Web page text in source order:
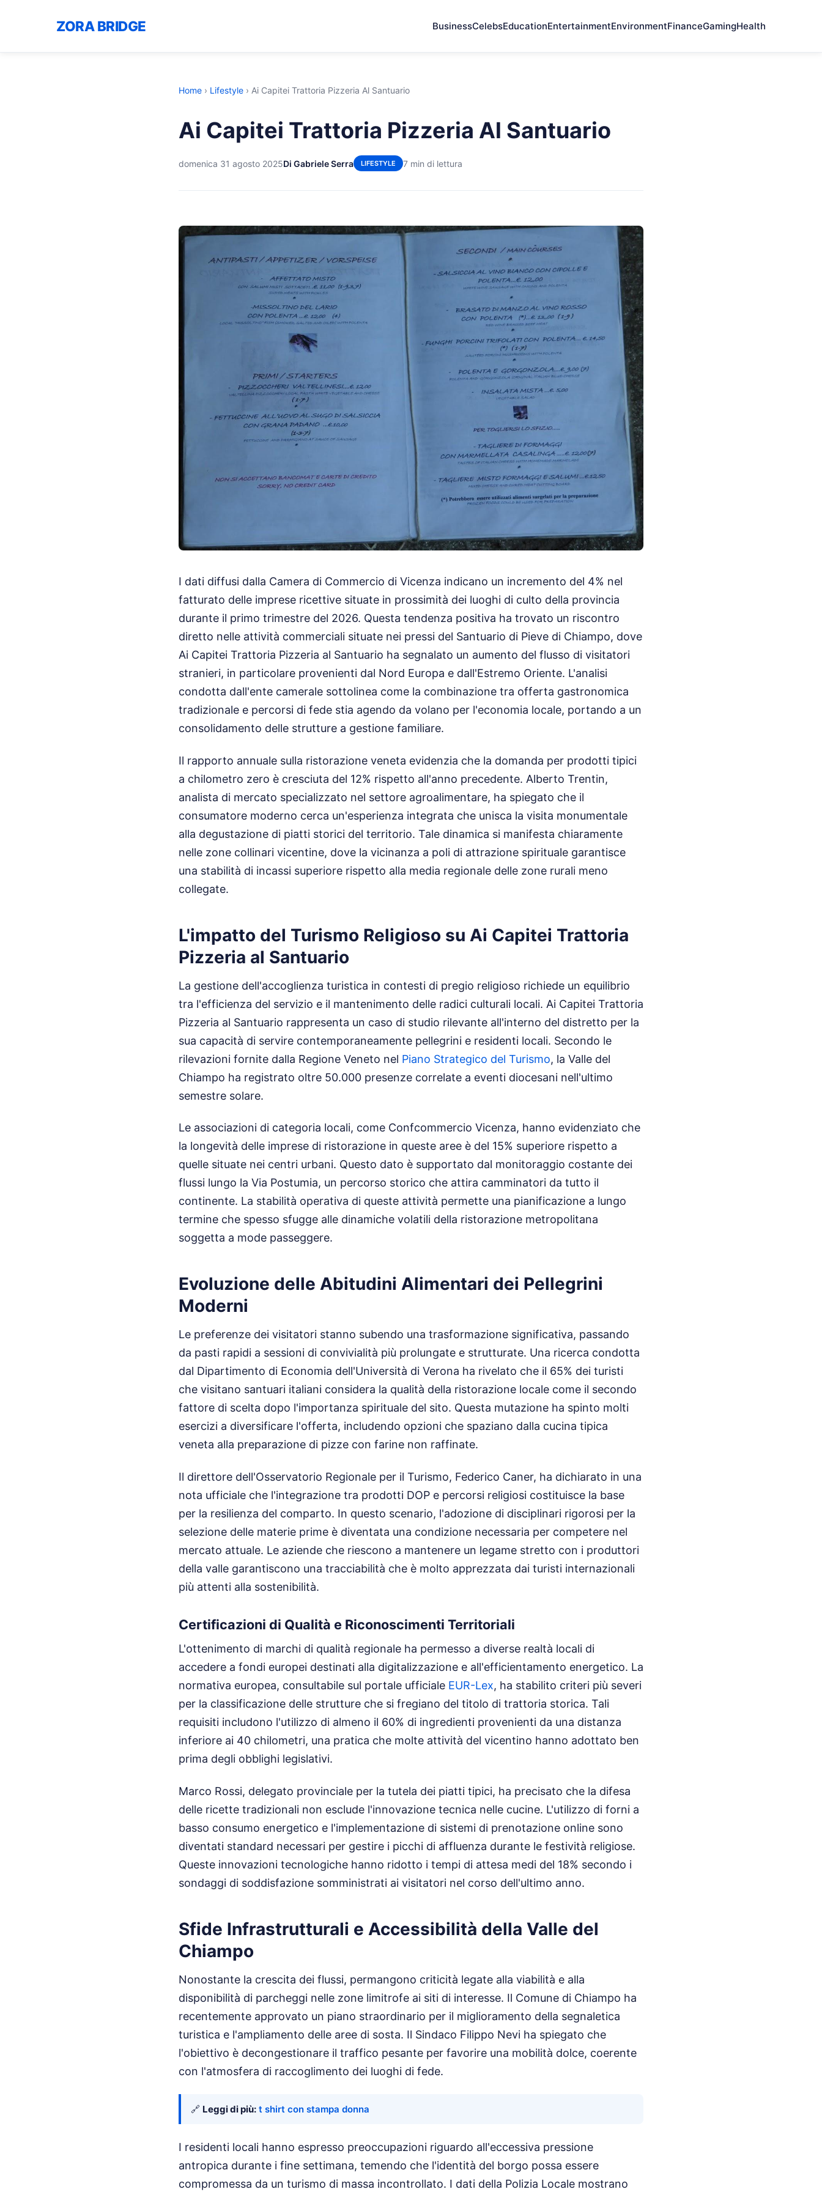
ZORA BRIDGE BusinessCelebsEducationEntertainmentEnvironmentFinanceGamingHealth
Home › Lifestyle › Ai Capitei Trattoria Pizzeria Al Santuario
Ai Capitei Trattoria Pizzeria Al Santuario
domenica 31 agosto 2025Di Gabriele Serra LIFESTYLE 7 min di lettura
I dati diffusi dalla Camera di Commercio di Vicenza indicano un incremento del 4% nel
fatturato delle imprese ricettive situate in prossimità dei luoghi di culto della provincia
durante il primo trimestre del 2026. Questa tendenza positiva ha trovato un riscontro
diretto nelle attività commerciali situate nei pressi del Santuario di Pieve di Chiampo, dove
Ai Capitei Trattoria Pizzeria al Santuario ha segnalato un aumento del flusso di visitatori
stranieri, in particolare provenienti dal Nord Europa e dall'Estremo Oriente. L'analisi
condotta dall'ente camerale sottolinea come la combinazione tra offerta gastronomica
tradizionale e percorsi di fede stia agendo da volano per l'economia locale, portando a un
consolidamento delle strutture a gestione familiare.
Il rapporto annuale sulla ristorazione veneta evidenzia che la domanda per prodotti tipici
a chilometro zero è cresciuta del 12% rispetto all'anno precedente. Alberto Trentin,
analista di mercato specializzato nel settore agroalimentare, ha spiegato che il
consumatore moderno cerca un'esperienza integrata che unisca la visita monumentale
alla degustazione di piatti storici del territorio. Tale dinamica si manifesta chiaramente
nelle zone collinari vicentine, dove la vicinanza a poli di attrazione spirituale garantisce
una stabilità di incassi superiore rispetto alla media regionale delle zone rurali meno
collegate.
L'impatto del Turismo Religioso su Ai Capitei Trattoria
Pizzeria al Santuario
La gestione dell'accoglienza turistica in contesti di pregio religioso richiede un equilibrio
tra l'efficienza del servizio e il mantenimento delle radici culturali locali. Ai Capitei Trattoria
Pizzeria al Santuario rappresenta un caso di studio rilevante all'interno del distretto per la
sua capacità di servire contemporaneamente pellegrini e residenti locali. Secondo le
rilevazioni fornite dalla Regione Veneto nel Piano Strategico del Turismo, la Valle del
Chiampo ha registrato oltre 50.000 presenze correlate a eventi diocesani nell'ultimo
semestre solare.
Le associazioni di categoria locali, come Confcommercio Vicenza, hanno evidenziato che
la longevità delle imprese di ristorazione in queste aree è del 15% superiore rispetto a
quelle situate nei centri urbani. Questo dato è supportato dal monitoraggio costante dei
flussi lungo la Via Postumia, un percorso storico che attira camminatori da tutto il
continente. La stabilità operativa di queste attività permette una pianificazione a lungo
termine che spesso sfugge alle dinamiche volatili della ristorazione metropolitana
soggetta a mode passeggere.
Evoluzione delle Abitudini Alimentari dei Pellegrini
Moderni
Le preferenze dei visitatori stanno subendo una trasformazione significativa, passando
da pasti rapidi a sessioni di convivialità più prolungate e strutturate. Una ricerca condotta
dal Dipartimento di Economia dell'Università di Verona ha rivelato che il 65% dei turisti
che visitano santuari italiani considera la qualità della ristorazione locale come il secondo
fattore di scelta dopo l'importanza spirituale del sito. Questa mutazione ha spinto molti
esercizi a diversificare l'offerta, includendo opzioni che spaziano dalla cucina tipica
veneta alla preparazione di pizze con farine non raffinate.
Il direttore dell'Osservatorio Regionale per il Turismo, Federico Caner, ha dichiarato in una
nota ufficiale che l'integrazione tra prodotti DOP e percorsi religiosi costituisce la base
per la resilienza del comparto. In questo scenario, l'adozione di disciplinari rigorosi per la
selezione delle materie prime è diventata una condizione necessaria per competere nel
mercato attuale. Le aziende che riescono a mantenere un legame stretto con i produttori
della valle garantiscono una tracciabilità che è molto apprezzata dai turisti internazionali
più attenti alla sostenibilità.
Certificazioni di Qualità e Riconoscimenti Territoriali
L'ottenimento di marchi di qualità regionale ha permesso a diverse realtà locali di
accedere a fondi europei destinati alla digitalizzazione e all'efficientamento energetico. La
normativa europea, consultabile sul portale ufficiale EUR-Lex, ha stabilito criteri più severi
per la classificazione delle strutture che si fregiano del titolo di trattoria storica. Tali
requisiti includono l'utilizzo di almeno il 60% di ingredienti provenienti da una distanza
inferiore ai 40 chilometri, una pratica che molte attività del vicentino hanno adottato ben
prima degli obblighi legislativi.
Marco Rossi, delegato provinciale per la tutela dei piatti tipici, ha precisato che la difesa
delle ricette tradizionali non esclude l'innovazione tecnica nelle cucine. L'utilizzo di forni a
basso consumo energetico e l'implementazione di sistemi di prenotazione online sono
diventati standard necessari per gestire i picchi di affluenza durante le festività religiose.
Queste innovazioni tecnologiche hanno ridotto i tempi di attesa medi del 18% secondo i
sondaggi di soddisfazione somministrati ai visitatori nel corso dell'ultimo anno.
Sfide Infrastrutturali e Accessibilità della Valle del
Chiampo
Nonostante la crescita dei flussi, permangono criticità legate alla viabilità e alla
disponibilità di parcheggi nelle zone limitrofe ai siti di interesse. Il Comune di Chiampo ha
recentemente approvato un piano straordinario per il miglioramento della segnaletica
turistica e l'ampliamento delle aree di sosta. Il Sindaco Filippo Nevi ha spiegato che
l'obiettivo è decongestionare il traffico pesante per favorire una mobilità dolce, coerente
con l'atmosfera di raccoglimento dei luoghi di fede.
🔗 Leggi di più: t shirt con stampa donna
I residenti locali hanno espresso preoccupazioni riguardo all'eccessiva pressione
antropica durante i fine settimana, temendo che l'identità del borgo possa essere
compromessa da un turismo di massa incontrollato. I dati della Polizia Locale mostrano